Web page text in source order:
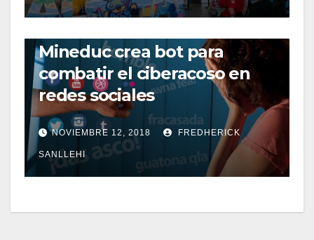
Mineduc crea bot para
combatir el ciberacoso en
redes sociales
NOVIEMBRE 12, 2018 FREDHERICK
SANLLEHI